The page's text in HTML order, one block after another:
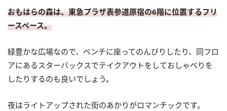
おもはらの森は、東急プラザ表参道原宿の6階に位置するフリ
ースペース。
緑豊かな広場なので、ベンチに座ってのんびりしたり、同フロ
アにあるスターバックスでテイクアウトをしておしゃべりを
したりするのも良いでしょう。
夜はライトアップされた街のあかりがロマンチックです。